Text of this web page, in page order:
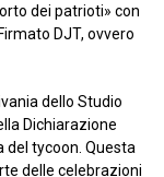
dei patrioti» con
DJT, ovvero
dello Studio
Dichiarazione
del tycoon. Questa
delle celebrazioni